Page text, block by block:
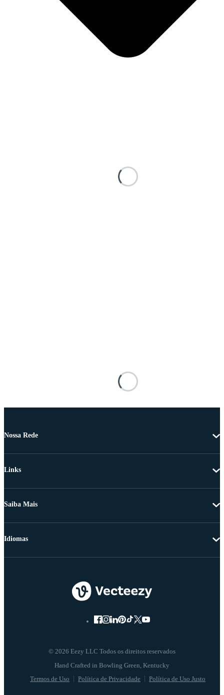
Nossa Rede
Links
Saiba Mais
© 2026 Eezy LLC Todos os direitos reservados
Termos de Uso Política de Privacidade Política de Uso Justo
Idiomas